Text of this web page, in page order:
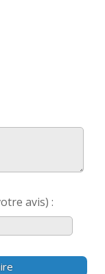
avis) :